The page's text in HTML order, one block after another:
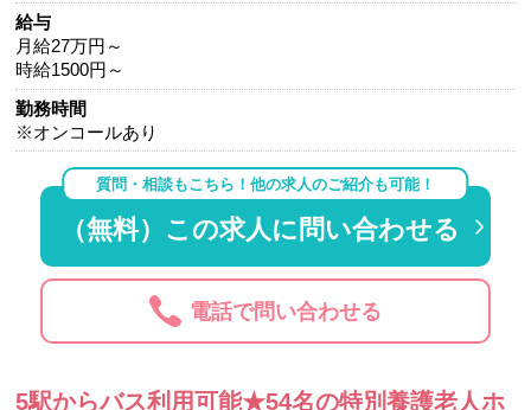
給与
月給27万円～
時給1500円～
勤務時間
※オンコールあり
質問・相談もこちら！他の求人のご紹介も可能！
（無料）この求人に問い合わせる
電話で問い合わせる
5駅からバス利用可能★54名の特別養護老人ホ